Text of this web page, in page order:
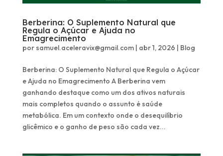
Berberina: O Suplemento Natural que
Regula o Açúcar e Ajuda no
Emagrecimento
por samuel.aceleravix@gmail.com| abr 1, 2026 | Blog
Berberina: O Suplemento Natural que Regula o Açúcar
e Ajuda no Emagrecimento A Berberina vem
ganhando destaque como um dos ativos naturais
mais completos quando o assunto é saúde
metabólica. Em um contexto onde o desequilíbrio
glicêmico e o ganho de peso são cada vez...